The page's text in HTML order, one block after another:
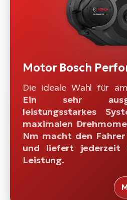
Motor Bosch
Die ideale Wahl für
Ein sehr
leistungsstarkes
maximalen
Nm macht den
und liefert jederzeit
Leistung.